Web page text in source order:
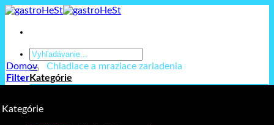
Prejsť
obsah
Hľadať:
Kategórie
Domov
Chladiace a mraziace zariadenia
Filter
Kategórie